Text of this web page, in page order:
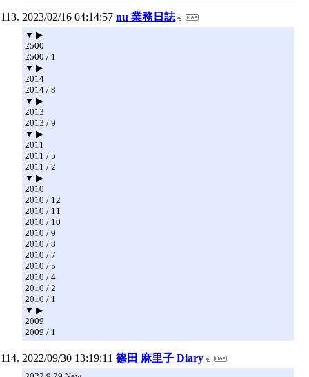
2023/02/16 04:14:57 nu 業務日誌
▼ ▶
2500
2500 / 1
▼ ▶
2014
2014 / 8
▼ ▶
2013
2013 / 9
▼ ▶
2011
2011 / 5
2011 / 2
▼ ▶
2010
2010 / 12
2010 / 11
2010 / 10
2010 / 9
2010 / 8
2010 / 7
2010 / 5
2010 / 4
2010 / 2
2010 / 1
▼ ▶
2009
2009 / 1
2022/09/30 13:19:11 篠田 麻里子 Diary